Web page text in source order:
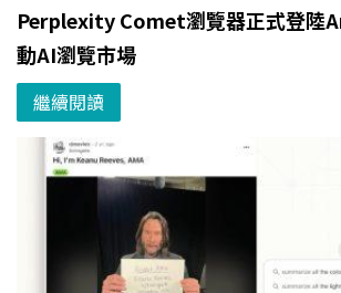
Perplexity Comet瀏覽器正式登陸
動AI瀏覽市場
繼續閱讀